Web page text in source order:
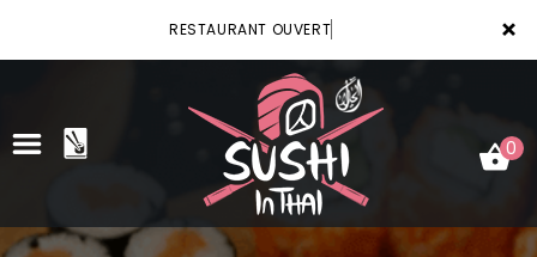
×
RESTAURANT OUVERT
0